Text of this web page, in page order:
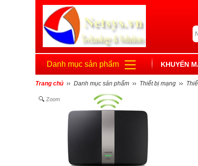
Danh mục sản phẩm KHUYẾN
Trang chủ Danh mục sản phẩm Thiết bị mạng
Zoom